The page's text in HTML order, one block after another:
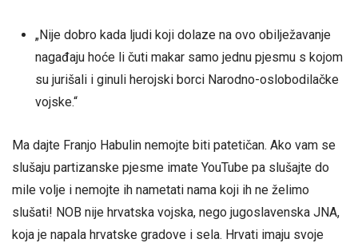
„Nije dobro kada ljudi koji dolaze na ovo obilježavanje
nagađaju hoće li čuti makar samo jednu pjesmu s kojom
su jurišali i ginuli herojski borci Narodno-oslobodilačke
vojske.“
Ma dajte Franjo Habulin nemojte biti patetičan. Ako vam se
slušaju partizanske pjesme imate YouTube pa slušajte do
mile volje i nemojte ih nametati nama koji ih ne želimo
slušati! NOB nije hrvatska vojska, nego jugoslavenska JNA,
koja je napala hrvatske gradove i sela. Hrvati imaju svoje